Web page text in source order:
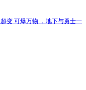
变 可爆万物 ，地下与勇士一